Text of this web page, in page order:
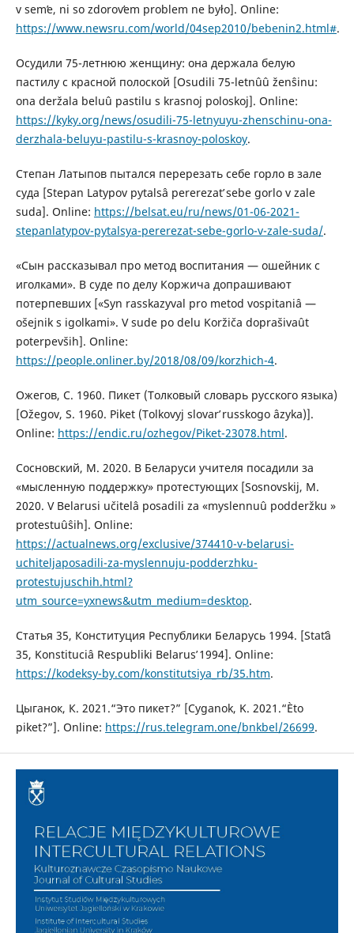
v semʹe, ni so zdorovʹem problem ne było]. Online:
https://www.newsru.com/world/04sep2010/bebenin2.html#.
Осудили 75-летнюю женщину: она держала белую
пастилу с красной полоской [Osudili 75-letnûû ženŝinu:
ona deržala beluû pastilu s krasnoj poloskoj]. Online:
https://kyky.org/news/osudili-75-letnyuyu-zhenschinu-ona-
derzhala-beluyu-pastilu-s-krasnoy-poloskoy.
Степан Латыпов пытался перерезать себе горло в зале
суда [Stepan Latypov pytalsâ pererezatʹ sebe gorlo v zale
suda]. Online: https://belsat.eu/ru/news/01-06-2021-
stepanlatypov-pytalsya-pererezat-sebe-gorlo-v-zale-suda/.
«Сын рассказывал про метод воспитания — ошейник с
иголками». В суде по делу Коржича допрашивают
потерпевших [«Syn rasskazyval pro metod vospitaniâ —
ošejnik s igolkami». V sude po delu Koržiča doprašivaût
poterpevših]. Online:
https://people.onliner.by/2018/08/09/korzhich-4.
Ожегов, С. 1960. Пикет (Толковый словарь русского языка)
[Ožegov, S. 1960. Piket (Tolkovyj slovarʹ russkogo âzyka)].
Online: https://endic.ru/ozhegov/Piket-23078.html.
Сосновский, М. 2020. В Беларуси учителя посадили за
«мысленную поддержку» протестующих [Sosnovskij, M.
2020. V Belarusi učitelâ posadili za «myslennuû podderžku »
protestuûŝih]. Online:
https://actualnews.org/exclusive/374410-v-belarusi-
uchiteljaposadili-za-myslennuju-podderzhku-
protestujuschih.html?
utm_source=yxnews&utm_medium=desktop.
Статья 35, Конституция Республики Беларусь 1994. [Statʹâ
35, Konstituciâ Respubliki Belarusʹ 1994]. Online:
https://kodeksy-by.com/konstitutsiya_rb/35.htm.
Цыганок, К. 2021.“Это пикет?” [Cyganok, K. 2021.“Èto
piket?”]. Online: https://rus.telegram.one/bnkbel/26699.